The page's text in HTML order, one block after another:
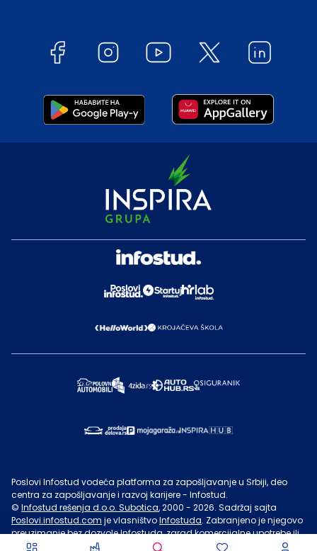
Poslovi Infostud vodeća platforma za zapošljavanje u Srbiji, deo
centra za zapošljavanje i razvoj karijere - Infostud.
© Infostud rešenja d.o.o. Subotica, 2000 - 2026. Sadržaj sajta
Poslovi.infostud.com je vlasništvoInfostuda. Zabranjeno je njegovo
preuzimanje bez dozvoleInfostuda, zarad komercijalne upotrebe ili
u druge svrhe, osim za lične potrebe posetilaca sajta.